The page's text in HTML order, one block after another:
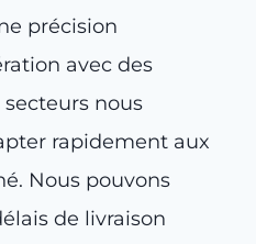
précision
avec des
nous
rapidement aux
Nous pouvons
de livraison